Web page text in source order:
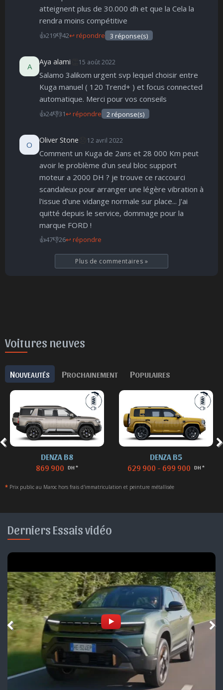
atteignent plus de 30.000 dh et que la Cela la
rendra moins compétitive
👍219👎42↩ répondre 3 réponse(s)
A Aya alami 15 août 2022
Salamo 3alikom urgent svp lequel choisir entre
Kuga manuel ( 120 Trend+ ) et focus connected
automatique. Merci pour vos conseils
👍24👎31↩ répondre 2 réponse(s)
O Oliver Stone 12 avril 2022
Comment un Kuga de 2ans et 28 000 Km peut
avoir le problème d'un seul bloc support
moteur a 2000 DH ? je trouve ce raccourci
scandaleux pour arranger une légère vibration à
l'issue d'une vidange normale sur place... J'ai
quitté depuis le service, dommage pour la
marque FORD !
👍47👎26↩ répondre
Plus de commentaires »
Voitures neuves
NOUVEAUTÉS PROCHAINEMENT POPULAIRES
DENZA B8
869 900 DH *
DENZA B5
629 900 - 699 900 DH *
* Prix public au Maroc hors frais d'immatriculation et peinture métallisée
Derniers Essais vidéo